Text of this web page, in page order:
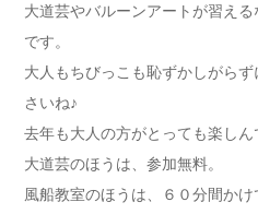
大道芸やバルーンアートが習え
です。
大人もちびっこも恥ずかしがら
さいね♪
去年も大人の方がとっても楽しん
大道芸のほうは、参加無料。
風船教室のほうは、６０分間か